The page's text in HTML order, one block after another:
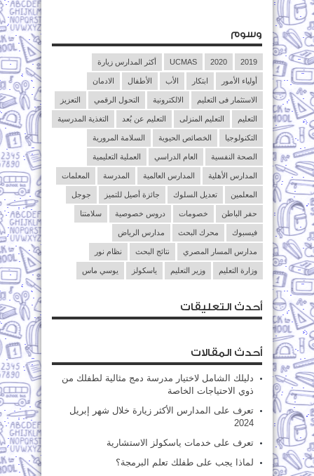
وسوم
2019
2020
UCMAS أكثر المدارس زيارة
أولياء الأمور ابتكار الأب الأطفال الادمان
الاستثمار فى التعليم الالكترونية التحول الرقمي التعزيز
التعليم التعليم المنزلى التعليم عن بُعد التغذية المدرسية
التكنولوجيا الخصائص الحيوية السلامة المرورية
الصحة النفسية العام الدراسي العملية التعليمية
المدارس الأهلية المدارس العالمية المدرسة المعلمات
المعلمين تعديل السلوك جائزة أصيل للتميز جوجل
حفر الباطن خصومات دروس خصوصية سلامتنا
فيسبوك محرك البحث مدارس الرياض
مدارس المسار المصري نتائج البحث نظام نور
وزارة التعليم وزير التعليم ياسكولز يوسي ماس
أحدث التعليقات
أحدث المقالات
دليلك الشامل لاختيار مدرسة دمج مثالية لطفلك من
ذوي الاحتياجات الخاصة
تعرف على المدارس الأكثر زيارة خلال شهر إبريل
2024
تعرف على خدمات ياسكولز الاستشارية
لماذا يجب على طفلك تعلم البرمجة؟